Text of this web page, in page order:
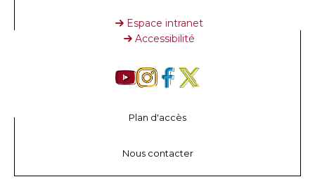
Espace intranet
Accessibilité
Plan d'accès
Nous contacter